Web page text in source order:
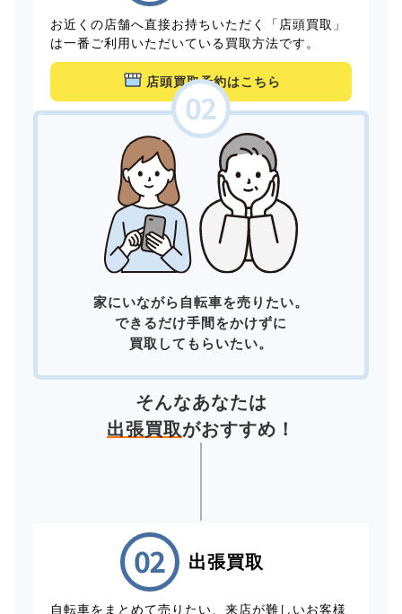
お近くの店舗へ直接お持ちいただく「店頭買取」
は一番ご利用いただいている買取方法です。
店頭買取予約はこちら
家にいながら自転車を売りたい。
できるだけ手間をかけずに
買取してもらいたい。
そんなあなたは
出張買取がおすすめ！
出張買取
自転車をまとめて売りたい、来店が難しいお客様